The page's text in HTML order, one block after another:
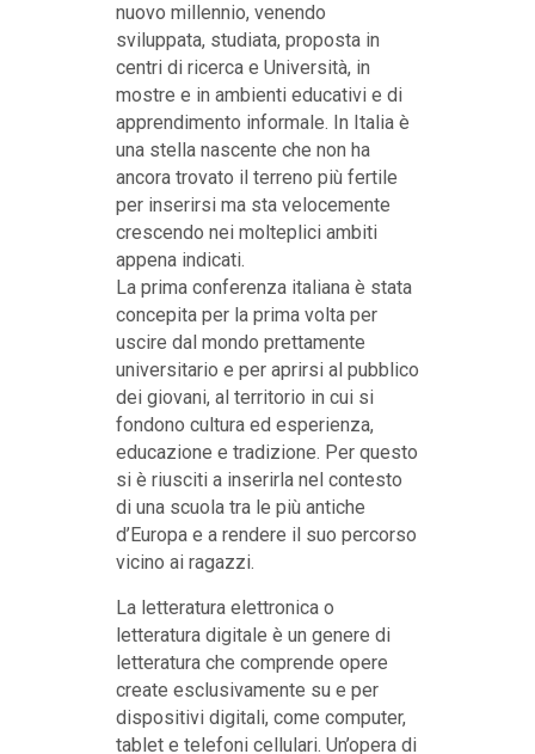
nuovo millennio, venendo
sviluppata, studiata, proposta in
centri di ricerca e Università, in
mostre e in ambienti educativi e di
apprendimento informale. In Italia è
una stella nascente che non ha
ancora trovato il terreno più fertile
per inserirsi ma sta velocemente
crescendo nei molteplici ambiti
appena indicati.
La prima conferenza italiana è stata
concepita per la prima volta per
uscire dal mondo prettamente
universitario e per aprirsi al pubblico
dei giovani, al territorio in cui si
fondono cultura ed esperienza,
educazione e tradizione. Per questo
si è riusciti a inserirla nel contesto
di una scuola tra le più antiche
d’Europa e a rendere il suo percorso
vicino ai ragazzi.
La letteratura elettronica o
letteratura digitale è un genere di
letteratura che comprende opere
create esclusivamente su e per
dispositivi digitali, come computer,
tablet e telefoni cellulari. Un’opera di